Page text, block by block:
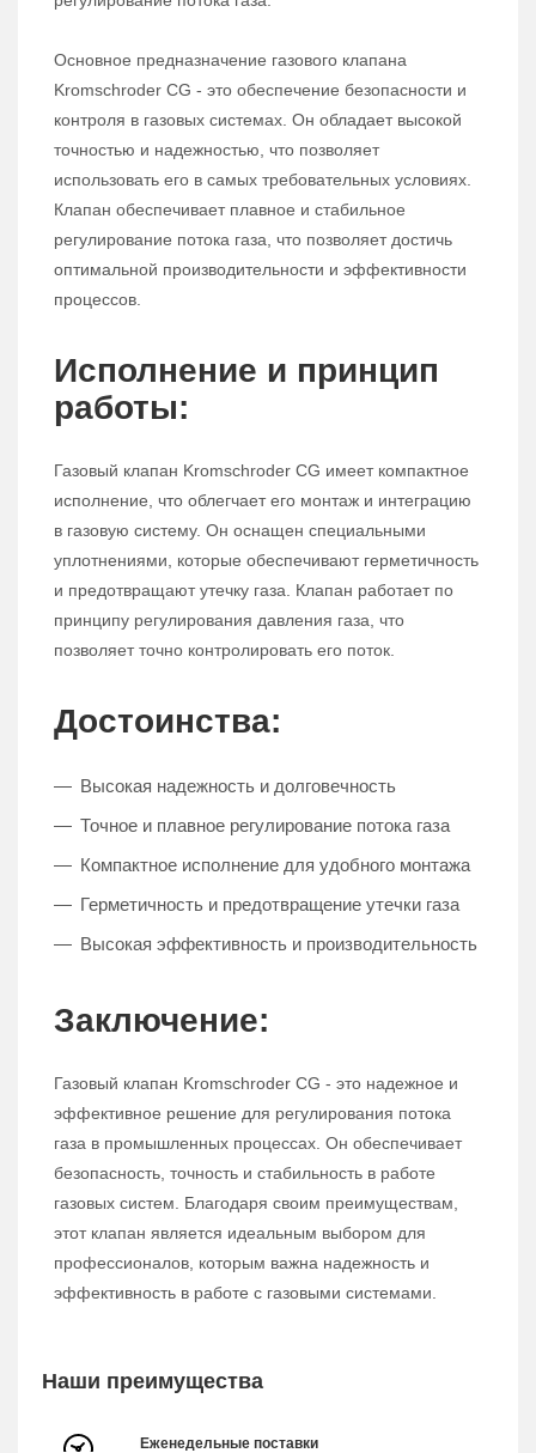
Основное предназначение газового клапана
Kromschroder CG - это обеспечение безопасности и
контроля в газовых системах. Он обладает высокой
точностью и надежностью, что позволяет
использовать его в самых требовательных условиях.
Клапан обеспечивает плавное и стабильное
регулирование потока газа, что позволяет достичь
оптимальной производительности и эффективности
процессов.
Исполнение и принцип
работы:
Газовый клапан Kromschroder CG имеет компактное
исполнение, что облегчает его монтаж и интеграцию
в газовую систему. Он оснащен специальными
уплотнениями, которые обеспечивают герметичность
и предотвращают утечку газа. Клапан работает по
принципу регулирования давления газа, что
позволяет точно контролировать его поток.
Достоинства:
Высокая надежность и долговечность
Точное и плавное регулирование потока газа
Компактное исполнение для удобного монтажа
Герметичность и предотвращение утечки газа
Высокая эффективность и производительность
Заключение:
Газовый клапан Kromschroder CG - это надежное и
эффективное решение для регулирования потока
газа в промышленных процессах. Он обеспечивает
безопасность, точность и стабильность в работе
газовых систем. Благодаря своим преимуществам,
этот клапан является идеальным выбором для
профессионалов, которым важна надежность и
эффективность в работе с газовыми системами.
Наши преимущества
Еженедельные поставки